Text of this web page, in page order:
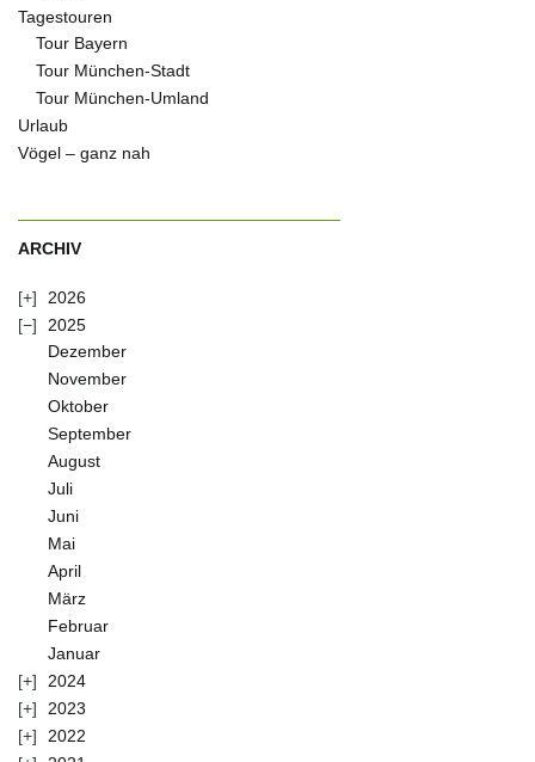
Tagestouren
Tour Bayern
Tour München-Stadt
Tour München-Umland
Urlaub
Vögel – ganz nah
ARCHIV
2026
2025
Dezember
November
Oktober
September
August
Juli
Juni
Mai
April
März
Februar
Januar
2024
2023
2022